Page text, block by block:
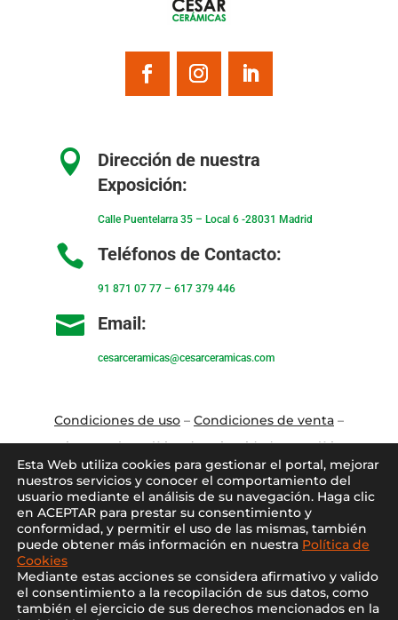

Dirección de nuestra
Exposición:
Calle Puentelarra 35 – Local 6 -28031 Madrid
 Teléfonos de Contacto:
91 871 07 77– 617 379 446
 Email:
cesarceramicas@cesarceramicas.com
Condiciones de uso– Condiciones de venta–
Aviso Legal–Política de privacidad –Política
de cookies
Blog–Contacto–Conócenos –Mi Cuenta
Esta Web utiliza cookies para gestionar el portal, mejorar
nuestros servicios y conocer el comportamiento del
usuario mediante el análisis de su navegación. Haga clic
en ACEPTAR para prestar su consentimiento y
conformidad, y permitir el uso de las mismas, también
puede obtener más información en nuestra Política de
Cookies
Mediante estas acciones se considera afirmativo y valido
el consentimiento a la recopilación de sus datos, como
también el ejercicio de sus derechos mencionados en la